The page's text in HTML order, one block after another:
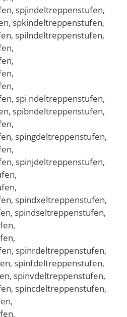
spjindeltreppenstufen,
spkindeltreppenstufen,
spilndeltreppenstufen,
spi ndeltreppenstufen,
spibndeltreppenstufen,
spingdeltreppenstufen,
spinjdeltreppenstufen,
spindxeltreppenstufen,
spindseltreppenstufen,
spinrdeltreppenstufen,
spinfdeltreppenstufen,
spinvdeltreppenstufen,
spincdeltreppenstufen,